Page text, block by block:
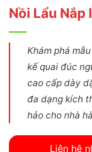
Nồi Lẩu Nắp
Khám phá mẫu
kế quai đúc
cao cấp dày
đa dạng kích
hảo cho nhà
Liên hệ